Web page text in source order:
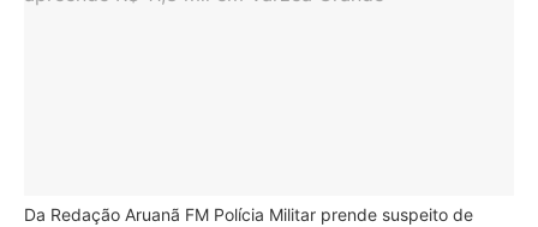
Da Redação Aruanã FM Polícia Militar prende suspeito de